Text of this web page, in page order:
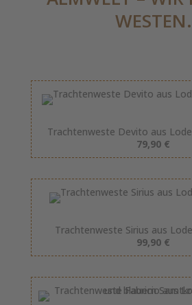
WESTEN.
Trachtenweste Devito aus
79,90 €
Trachtenweste Sirius aus
99,90 €